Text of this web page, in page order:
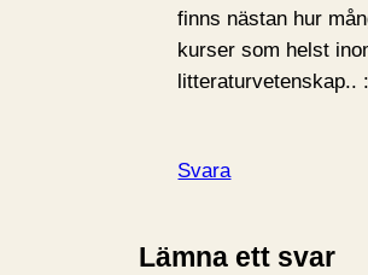
finns nästan hur
kurser som helst
litteraturvetenskap..
Svara
Lämna ett svar